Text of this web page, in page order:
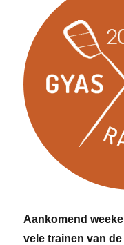
Aankomend
vele trainen van